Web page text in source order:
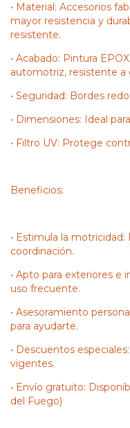
• Material: Accesorios
mayor resistencia y
resistente.
• Acabado: Pintura
automotriz, resistente a
• Seguridad: Bordes
• Dimensiones: Ideal
• Filtro UV: Protege
Beneficios:
• Estimula la motricidad:
coordinación.
• Apto para exteriores e
uso frecuente.
• Asesoramiento
para ayudarte.
• Descuentos
vigentes.
• Envío gratuito:
del Fuego)